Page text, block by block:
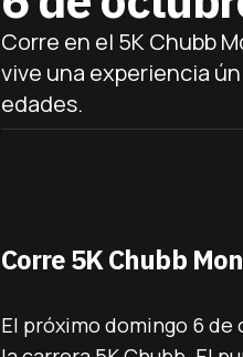
Corre en el 5K Chubb
vive una experiencia
edades.
Corre 5K Chubb
El próximo domingo 6